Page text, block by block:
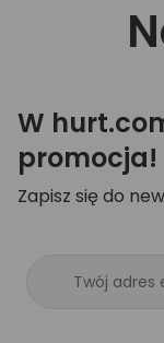
W
promocja!
Zapisz się do